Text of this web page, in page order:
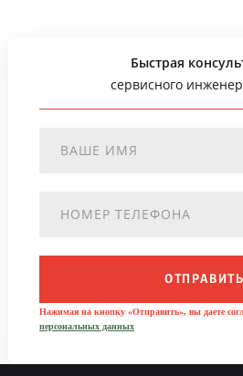
Быстрая
сервисного
ОТПРАВИТЬ
Нажимая на кнопку «Отправить», вы даете
персональных данных